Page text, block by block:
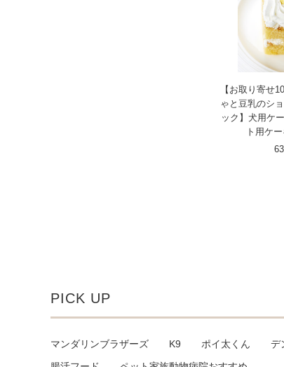
【お取り寄せ
ゃと豆乳のシ
ック】犬用ケ
ト用ケ
PICK UP
マンダリンブラザーズ K9 ポイ太くん デ